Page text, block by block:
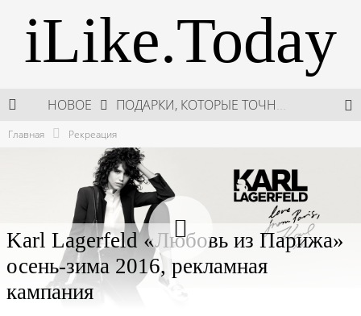
iLike.Today
НОВОЕ ПОДАРКИ, КОТОРЫЕ ТОЧНО ПОРАДУЮТ БЛИЗКИХ В МАЙСКИЕ ПРАЗДНИКИ
НЕДЕЛЯ ВЫСОКОЙ МОДЫ РОССИИ: НОВАЯ ГЛАВА ОТЕЧЕСТВЕННОГО КУТЮРА
ШКОЛА ШЕФА: КУХНЯ НОВОГО ВРЕМЕНИ 2026
Главная Рекреация
Karl Lagerfeld «Любовь из Парижа»
осень-зима 2016, рекламная
кампания